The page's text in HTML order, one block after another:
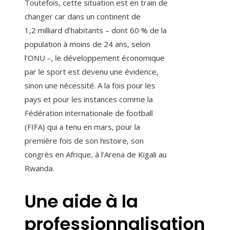
Toutefois, cette situation est en train de
changer car dans un continent de
1,2 milliard d’habitants – dont 60 % de la
population à moins de 24 ans, selon
l’ONU –, le développement économique
par le sport est devenu une évidence,
sinon une nécessité. A la fois pour les
pays et pour les instances comme la
Fédération internationale de football
(FIFA) qui a tenu en mars, pour la
première fois de son histoire, son
congrès en Afrique, à l’Arena de Kigali au
Rwanda.
Une aide à la
professionnalisation